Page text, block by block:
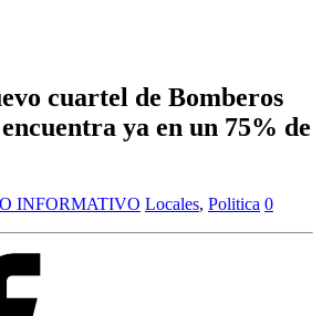
cuartel de Bomberos
ya en un 75% de
INFORMATIVO Locales, Politica 0